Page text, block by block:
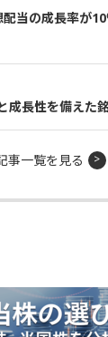
配当の成長率が
成長性を備えた
事一覧を見る